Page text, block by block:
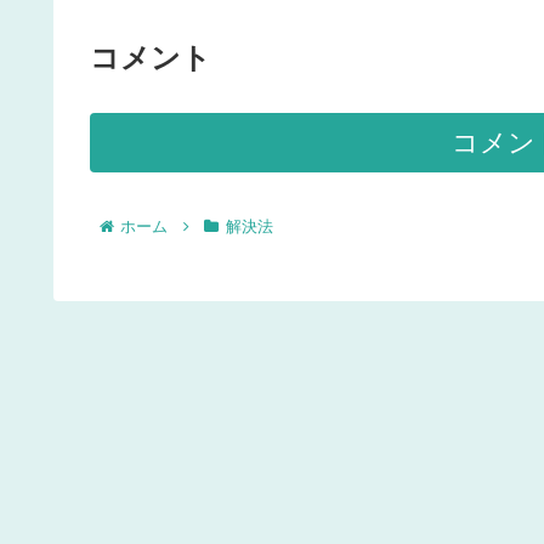
コメント
コメン
ホーム 解決法